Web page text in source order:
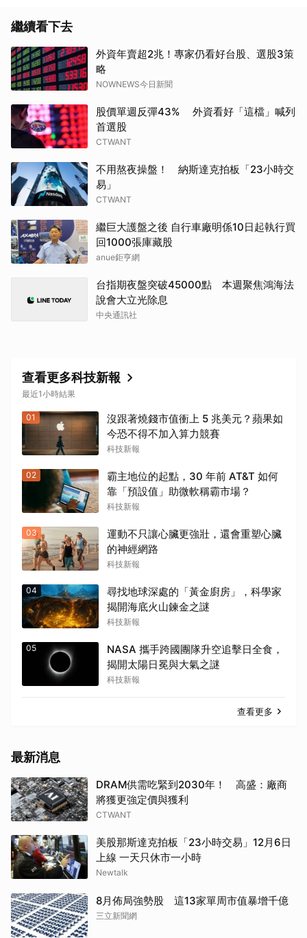
繼續看下去
外資年賣超2兆！專家仍看好台股、選股3策
略
NOWNEWS今日新聞
股價單週反彈43% 外資看好「這檔」喊列
首選股
CTWANT
不用熬夜操盤！ 納斯達克拍板「23小時交
易」
CTWANT
繼巨大護盤之後 自行車廠明係10日起執行買
回1000張庫藏股
anue鉅亨網
台指期夜盤突破45000點 本週聚焦鴻海法
說會大立光除息
中央通訊社
查看更多科技新報
最近1小時結果
01
沒跟著燒錢市值衝上 5 兆美元？蘋果如
今恐不得不加入算力競賽
科技新報
02
霸主地位的起點，30 年前 AT&T 如何
靠「預設值」助微軟稱霸市場？
科技新報
03
運動不只讓心臟更強壯，還會重塑心臟
的神經網路
科技新報
04
尋找地球深處的「黃金廚房」，科學家
揭開海底火山鍊金之謎
科技新報
05
NASA 攜手跨國團隊升空追擊日全食，
揭開太陽日冕與大氣之謎
科技新報
查看更多
最新消息
DRAM供需吃緊到2030年！ 高盛：廠商
將獲更強定價與獲利
CTWANT
美股那斯達克拍板「23小時交易」12月6日
上線 一天只休市一小時
Newtalk
8月佈局強勢股 這13家單周市值暴增千億
三立新聞網
取消